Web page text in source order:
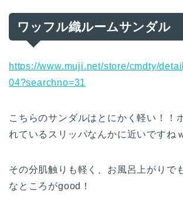
ワッフル織ルームサンダル
https://www.muji.net/store/cmdty/
04?searchno=31
こちらのサンダルはとにかく軽い！！
れているスリッパなんかに近いですね
その分肌触りも軽く、お風呂上がりで
なところがgood！